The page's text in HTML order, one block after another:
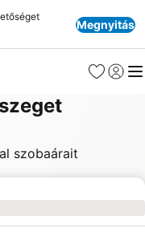
Megnyitás
Kedvencek
szobaárait